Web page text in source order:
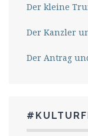
Der kleine
Der Kanzler
Der Antrag